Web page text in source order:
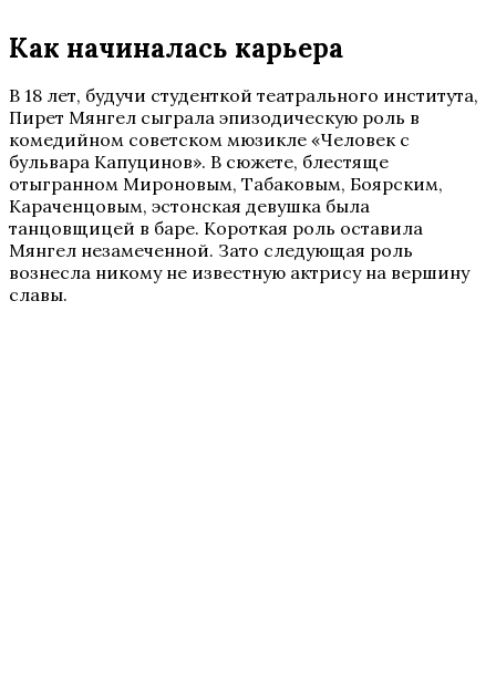
Как начиналась карьера
В 18 лет, будучи студенткой театрального института,
Пирет Мянгел сыграла эпизодическую роль в
комедийном советском мюзикле «Человек с
бульвара Капуцинов». В сюжете, блестяще
отыгранном Мироновым, Табаковым, Боярским,
Караченцовым, эстонская девушка была
танцовщицей в баре. Короткая роль оставила
Мянгел незамеченной. Зато следующая роль
вознесла никому не известную актрису на вершину
славы.